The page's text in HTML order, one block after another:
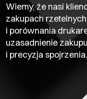
Wiemy, że nasi
zakupach
i porównania
uzasadnienie
i precyzja spojrzenia.